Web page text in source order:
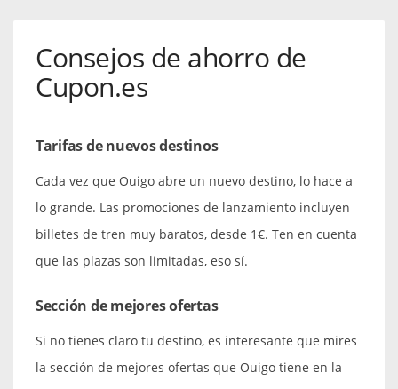
Consejos de ahorro de
Cupon.es
Tarifas de nuevos destinos
Cada vez que Ouigo abre un nuevo destino, lo hace a
lo grande. Las promociones de lanzamiento incluyen
billetes de tren muy baratos, desde 1€. Ten en cuenta
que las plazas son limitadas, eso sí.
Sección de mejores ofertas
Si no tienes claro tu destino, es interesante que mires
la sección de mejores ofertas que Ouigo tiene en la